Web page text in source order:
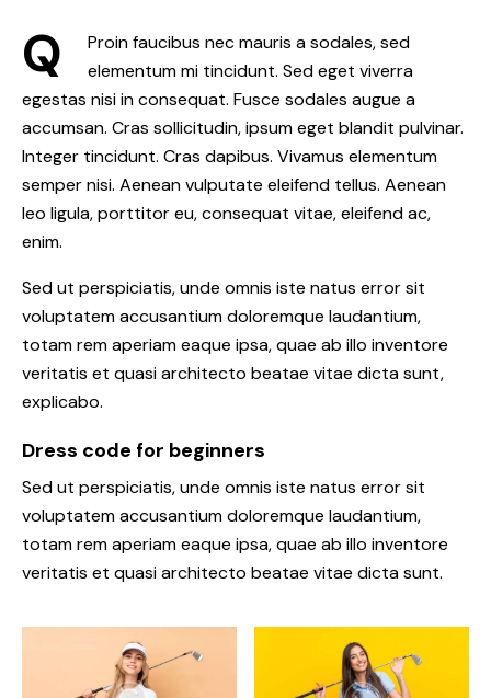
Q
Proin faucibus nec mauris a sodales, sed
elementum mi tincidunt. Sed eget viverra
egestas nisi in consequat. Fusce sodales augue a
accumsan. Cras sollicitudin, ipsum eget blandit pulvinar.
Integer tincidunt. Cras dapibus. Vivamus elementum
semper nisi. Aenean vulputate eleifend tellus. Aenean
leo ligula, porttitor eu, consequat vitae, eleifend ac,
enim.
Sed ut perspiciatis, unde omnis iste natus error sit
voluptatem accusantium doloremque laudantium,
totam rem aperiam eaque ipsa, quae ab illo inventore
veritatis et quasi architecto beatae vitae dicta sunt,
explicabo.
Dress code for beginners
Sed ut perspiciatis, unde omnis iste natus error sit
voluptatem accusantium doloremque laudantium,
totam rem aperiam eaque ipsa, quae ab illo inventore
veritatis et quasi architecto beatae vitae dicta sunt.